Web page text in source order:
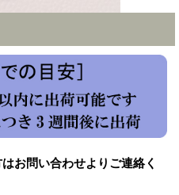
お問い合わせよりご連絡く